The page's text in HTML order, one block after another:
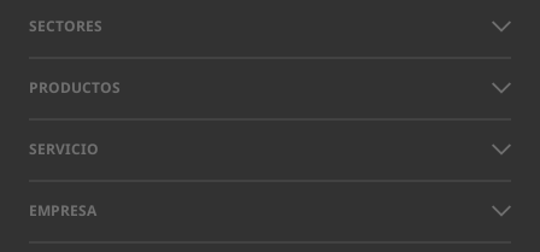
SECTORES
PRODUCTOS
SERVICIO
EMPRESA